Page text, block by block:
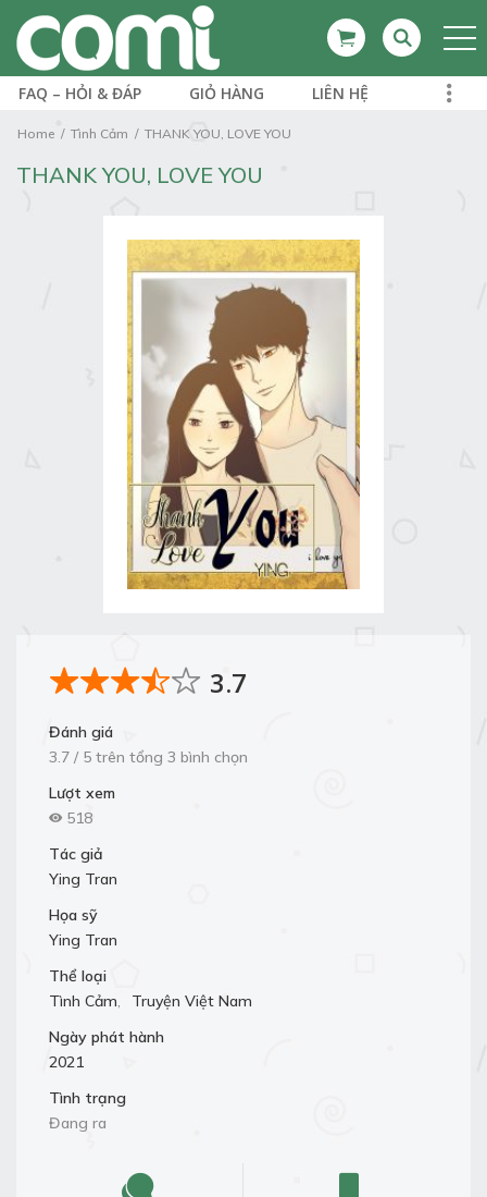
FAQ – HỎI & ĐÁP GIỎ HÀNG LIÊN HỆ
Home Tình Cảm THANK YOU, LOVE YOU
THANK YOU, LOVE YOU
3.7
Đánh giá
3.7 / 5 trên tổng 3 bình chọn
Lượt xem
518
Tác giả
Ying Tran
Họa sỹ
Ying Tran
Thể loại
Tình Cảm,
Truyện Việt Nam
Ngày phát hành
2021
Tình trạng
Đang ra